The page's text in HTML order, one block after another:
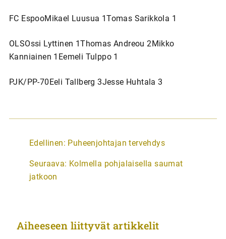
FC EspooMikael Luusua 1Tomas Sarikkola 1
OLSOssi Lyttinen 1Thomas Andreou 2Mikko
Kanniainen 1Eemeli Tulppo 1
PJK/PP-70Eeli Tallberg 3Jesse Huhtala 3
A
t
i
e
Edellinen: Puheenjohtajan tervehdys
Seuraava: Kolmella pohjalaisella saumat
jatkoon
Aiheeseen liittyvät artikkelit